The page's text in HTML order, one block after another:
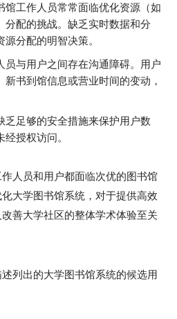
馆工作人员常常面临优化资源（如
分配的挑战。缺乏实时数据和分
分配的明智决策。
员与用户之间存在沟通障碍。用户
书到馆信息或营业时间的变动，
乏足够的安全措施来保护用户数
授权访问。
人员和用户都面临次优的图书馆
大学图书馆系统，对于提供高效
善大学社区的整体学术体验至关
列出的大学图书馆系统的候选用